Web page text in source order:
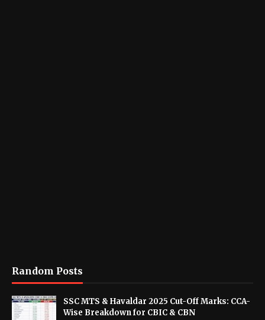
Random Posts
SSC MTS & Havaldar 2025 Cut-Off Marks: CCA-
Wise Breakdown for CBIC & CBN